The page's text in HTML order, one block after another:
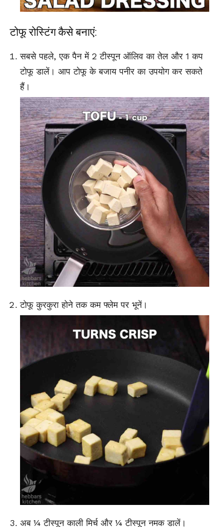
टोफू रोस्टिंग कैसे बनाएं:
सबसे पहले, एक पैन में 2 टीस्पून ऑलिव का तेल और 1 कप
टोफू डालें। आप टोफू के बजाय पनीर का उपयोग कर सकते
हैं।
टोफू कुरकुरा होने तक कम फ्लेम पर भूनें।
अब ¼ टीस्पून काली मिर्च और ¼ टीस्पून नमक डालें।